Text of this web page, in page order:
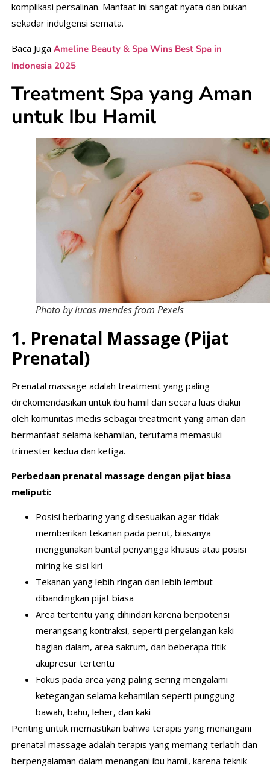
komplikasi persalinan. Manfaat ini sangat nyata dan bukan
sekadar indulgensi semata.
Baca Juga Ameline Beauty & Spa Wins Best Spa in
Indonesia 2025
Treatment Spa yang Aman
untuk Ibu Hamil
Photo by lucas mendes from Pexels
1. Prenatal Massage (Pijat
Prenatal)
Prenatal massage adalah treatment yang paling
direkomendasikan untuk ibu hamil dan secara luas diakui
oleh komunitas medis sebagai treatment yang aman dan
bermanfaat selama kehamilan, terutama memasuki
trimester kedua dan ketiga.
Perbedaan prenatal massage dengan pijat biasa
meliputi:
Posisi berbaring yang disesuaikan agar tidak
memberikan tekanan pada perut, biasanya
menggunakan bantal penyangga khusus atau posisi
miring ke sisi kiri
Tekanan yang lebih ringan dan lebih lembut
dibandingkan pijat biasa
Area tertentu yang dihindari karena berpotensi
merangsang kontraksi, seperti pergelangan kaki
bagian dalam, area sakrum, dan beberapa titik
akupresur tertentu
Fokus pada area yang paling sering mengalami
ketegangan selama kehamilan seperti punggung
bawah, bahu, leher, dan kaki
Penting untuk memastikan bahwa terapis yang menangani
prenatal massage adalah terapis yang memang terlatih dan
berpengalaman dalam menangani ibu hamil, karena teknik